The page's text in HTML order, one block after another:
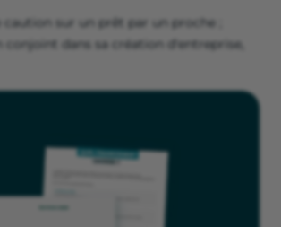
caution sur un prêt par un proche ;
conjoint dans sa création d'entreprise,